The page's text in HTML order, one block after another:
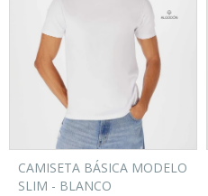
CAMISETA BÁSICA MODELO
SLIM - BLANCO